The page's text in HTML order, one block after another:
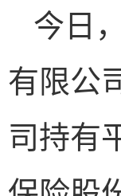
今日
有限公
司持有